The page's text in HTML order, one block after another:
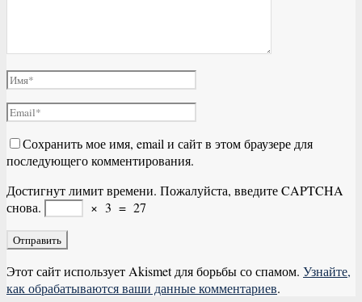
Сохранить мое имя, email и сайт в этом браузере для
последующего комментирования.
Достигнут лимит времени. Пожалуйста, введите CAPTCHA
снова.
× 3 = 27
Этот сайт использует Akismet для борьбы со спамом. Узнайте,
как обрабатываются ваши данные комментариев.